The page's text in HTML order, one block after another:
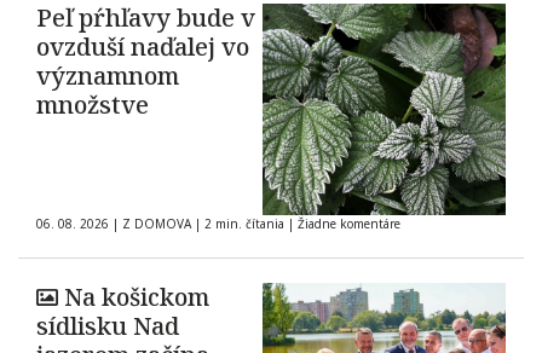
Peľ pŕhľavy bude v
ovzduší naďalej vo
významnom
množstve
06. 08. 2026 | Z DOMOVA | 2 min. čítania | Žiadne komentáre
Na košickom
sídlisku Nad